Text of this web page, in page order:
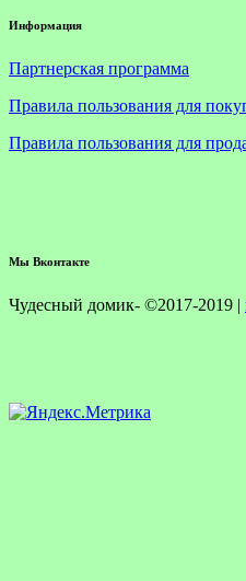
Информация
Партнерская программа
Правила пользования для
Правила пользования для
Мы Вконтакте
Чудесный домик- ©2017-2019 |